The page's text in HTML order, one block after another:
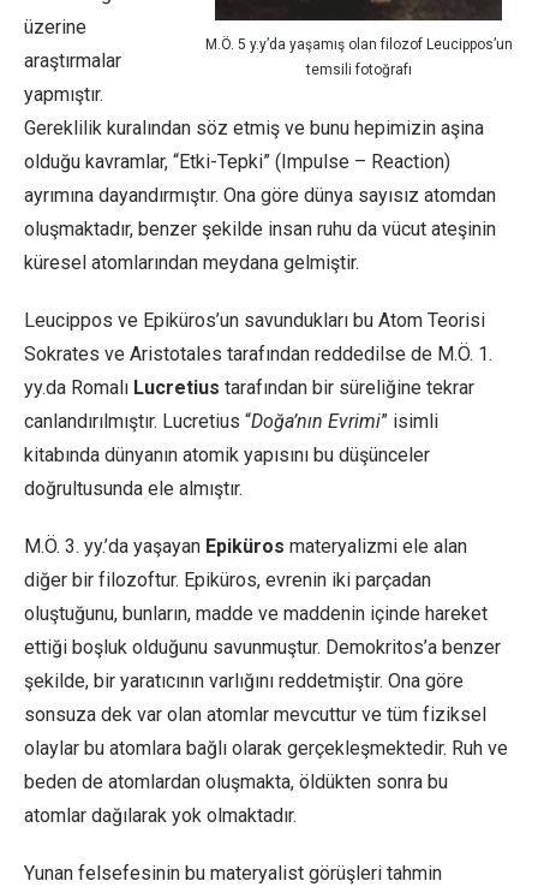
M.Ö. 5 y.y’da yaşamış olan filozof Leucippos’un
temsili fotoğrafı
üzerine
araştırmalar
yapmıştır.
Gereklilik kuralından söz etmiş ve bunu hepimizin aşina
olduğu kavramlar, “Etki-Tepki” (Impulse – Reaction)
ayrımına dayandırmıştır. Ona göre dünya sayısız atomdan
oluşmaktadır, benzer şekilde insan ruhu da vücut ateşinin
küresel atomlarından meydana gelmiştir.
Leucippos ve Epiküros’un savundukları bu Atom Teorisi
Sokrates ve Aristotales tarafından reddedilse de M.Ö. 1.
yy.da Romalı Lucretius tarafından bir süreliğine tekrar
canlandırılmıştır. Lucretius “Doğa’nın Evrimi” isimli
kitabında dünyanın atomik yapısını bu düşünceler
doğrultusunda ele almıştır.
M.Ö. 3. yy.’da yaşayan Epiküros materyalizmi ele alan
diğer bir filozoftur. Epiküros, evrenin iki parçadan
oluştuğunu, bunların, madde ve maddenin içinde hareket
ettiği boşluk olduğunu savunmuştur. Demokritos’a benzer
şekilde, bir yaratıcının varlığını reddetmiştir. Ona göre
sonsuza dek var olan atomlar mevcuttur ve tüm fiziksel
olaylar bu atomlara bağlı olarak gerçekleşmektedir. Ruh ve
beden de atomlardan oluşmakta, öldükten sonra bu
atomlar dağılarak yok olmaktadır.
Yunan felsefesinin bu materyalist görüşleri tahmin